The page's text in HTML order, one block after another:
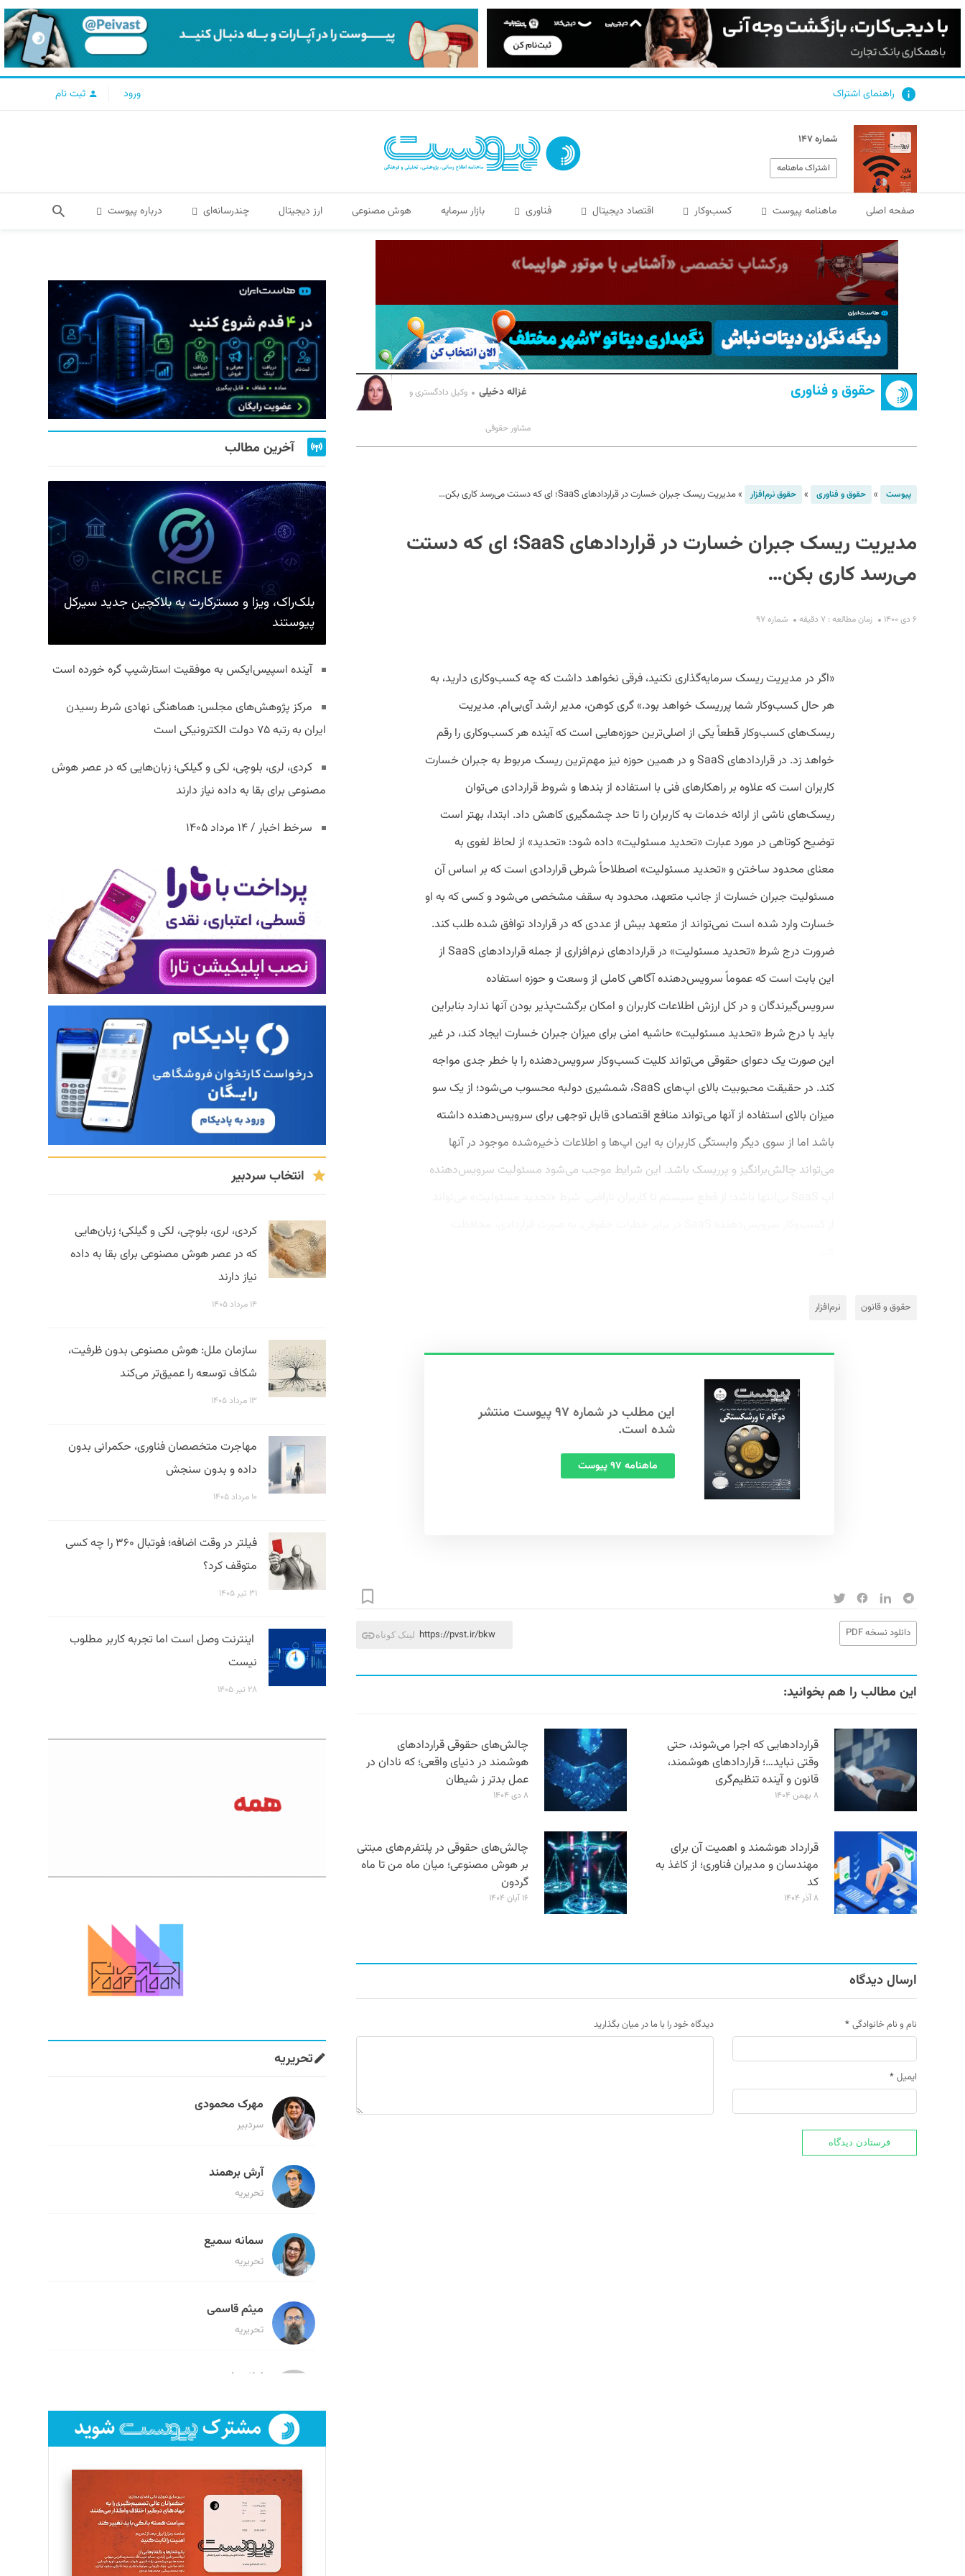
راهنمای اشتراک ورود ثبت نام
شماره ۱۴۷
اشتراک ماهنامه
صفحه اصلی ماهنامه پیوست کسب‌و‌کار اقتصاد دیجیتال فناوری بازار سرمایه هوش مصنوعی ارز دیجیتال چندرسانه‌ای درباره پیوست
حقوق و فناوری غزاله دخیلی وکیل دادگستری و
مشاور حقوقی
پیوست » حقوق و فناوری » حقوق نرم‌افزار »مدیریت ریسک جبران خسارت در قراردادهای SaaS؛ ای که دستت می‌رسد کاری بکن…
مدیریت ریسک جبران خسارت در قراردادهای SaaS؛ ای که دستت
می‌رسد کاری بکن…
۶ دی ۱۴۰۰ زمان مطالعه : ۷ دقیقه شماره ۹۷
«اگر در مدیریت ریسک سرمایه‌گذاری نکنید، فرقی نخواهد داشت که چه کسب‌وکاری دارید، به
هر حال کسب‌وکار شما پرریسک خواهد بود.» گری کوهن، مدیر ارشد آی‌بی‌ام. مدیریت
ریسک‌های کسب‌وکار قطعاً یکی از اصلی‌ترین حوزه‌هایی است که آینده هر کسب‌وکاری را رقم
خواهد زد. در قراردادهای SaaS و در همین حوزه نیز مهم‌ترین ریسک مربوط به جبران خسارت
کاربران است که علاوه بر راهکارهای فنی با استفاده از بندها و شروط قراردادی می‌توان
ریسک‌های ناشی از ارائه خدمات به کاربران را تا حد چشمگیری کاهش داد. ابتدا، بهتر است
توضیح کوتاهی در مورد عبارت «تحدید مسئولیت» داده شود: «تحدید» از لحاظ لغوی به
معنای محدود ساختن و «تحدید مسئولیت» اصطلاحاً شرطی قراردادی است که بر اساس آن
مسئولیت جبران خسارت از جانب متعهد، محدود به سقف مشخصی می‌شود و کسی که به او
خسارت وارد شده است نمی‌تواند از متعهد بیش از عددی که در قرارداد توافق شده طلب کند.
ضرورت درج شرط «تحدید مسئولیت» در قراردادهای نرم‌افزاری از جمله قراردادهای SaaS از
این بابت است که عموماً سرویس‌دهنده آگاهی کاملی از وسعت و حوزه استفاده
سرویس‌گیرندگان و در کل ارزش اطلاعات کاربران و امکان برگشت‌پذیر بودن آنها ندارد بنابراین
باید با درج شرط «تحدید مسئولیت» حاشیه امنی برای میزان جبران خسارت ایجاد کند، در غیر
این صورت یک دعوای حقوقی می‌تواند کلیت کسب‌وکار سرویس‌دهنده را با خطر جدی مواجه
کند. در حقیقت محبوبیت بالای اپ‌های SaaS، شمشیری دولبه محسوب می‌شود؛ از یک ‌سو
میزان بالای استفاده از آنها می‌تواند منافع اقتصادی قابل توجهی برای سرویس‌دهنده داشته
باشد اما از سوی دیگر وابستگی کاربران به این اپ‌ها و اطلاعات ذخیره‌شده موجود در آنها
می‌تواند چالش‌برانگیز و پرریسک باشد. این شرایط موجب می‌شود مسئولیت سرویس‌دهنده
حقوق و قانون نرم‌افزار
این مطلب در شماره ۹۷ پیوست منتشر
شده است.
ماهنامه ۹۷ پیوست
دانلود نسخه PDF لینک کوتاه https://pvst.ir/bkw
این مطالب را هم بخوانید:
قراردادهایی که اجرا می‌شوند، حتی
وقتی نباید…؛ قراردادهای هوشمند،
قانون و آینده تنظیم‌گری
۸ بهمن ۱۴۰۴
چالش‌های حقوقی قراردادهای
هوشمند در دنیای واقعی؛ که نادان در
عمل بدتر ز شیطان
۸ دی ۱۴۰۴
قرارداد هوشمند و اهمیت آن برای
مهندسان و مدیران فناوری؛ از کاغذ به
کد
۸ آذر ۱۴۰۴
چالش‌های حقوقی در پلتفرم‌های مبتنی
بر هوش مصنوعی؛ میان ماه من تا ماه
گردون
۱۶ آبان ۱۴۰۴
ارسال دیدگاه
نام و نام خانوادگی *
ایمیل *
دیدگاه خود را با ما در میان بگذارید
آخرین مطالب
بلک‌راک، ویزا و مسترکارت به بلاکچین جدید سیرکل
پیوستند
آینده اسپیس‌ایکس به موفقیت استارشیپ گره خورده است
مرکز پژوهش‌های مجلس: هماهنگی نهادی شرط رسیدن
ایران به رتبه ۷۵ دولت الکترونیکی است
کردی، لری، بلوچی، لکی و گیلکی؛ زبان‌هایی که در عصر هوش
مصنوعی برای بقا به داده نیاز دارند
سرخط اخبار / ۱۴ مرداد ۱۴۰۵
انتخاب سردبیر
کردی، لری، بلوچی، لکی و گیلکی؛ زبان‌هایی
که در عصر هوش مصنوعی برای بقا به داده
نیاز دارند
۱۴ مرداد ۱۴۰۵
سازمان ملل: هوش مصنوعی بدون ظرفیت،
شکاف توسعه را عمیق‌تر می‌کند
۱۳ مرداد ۱۴۰۵
مهاجرت متخصصان فناوری، حکمرانی بدون
داده و بدون سنجش
۱۰ مرداد ۱۴۰۵
فیلتر در وقت اضافه؛ فوتبال ۳۶۰ را چه کسی
متوقف کرد؟
۳۱ تیر ۱۴۰۵
اینترنت وصل است اما تجربه کاربر مطلوب
نیست
۲۸ تیر ۱۴۰۵
تحریریه
مهرک محمودی
سردبیر
آرش برهمند
تحریریه
سمانه سمیع
تحریریه
میثم قاسمی
تحریریه
لیلا حنارود
فائزه فتحی رستمی
تحریریه
سروش کرمیان
تحریریه